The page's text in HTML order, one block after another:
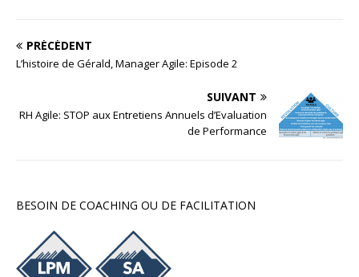
PRÉCÉDENT
L’histoire de Gérald, Manager Agile: Episode 2
SUIVANT
RH Agile: STOP aux Entretiens Annuels d’Evaluation
de Performance
BESOIN DE COACHING OU DE FACILITATION